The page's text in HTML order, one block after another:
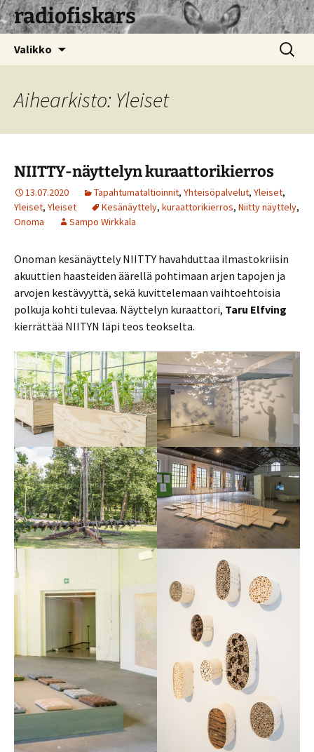
radiofiskars
Valikko Haku:
Aihearkisto: Yleiset
NIITTY-näyttelyn kuraattorikierros
13.07.2020 Tapahtumataltioinnit, Yhteisöpalvelut, Yleiset,
Yleiset, Yleiset Kesänäyttely, kuraattorikierros, Niitty näyttely,
Onoma
Sampo Wirkkala
Onoman kesänäyttely NIITTY havahduttaa ilmastokriisin
akuuttien haasteiden äärellä pohtimaan arjen tapojen ja
arvojen kestävyyttä, sekä kuvittelemaan vaihtoehtoisia
polkuja kohti tulevaa. Näyttelyn kuraattori, Taru Elfving
kierrättää NIITYN läpi teos teokselta.